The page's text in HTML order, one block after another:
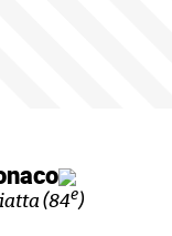
(84e)